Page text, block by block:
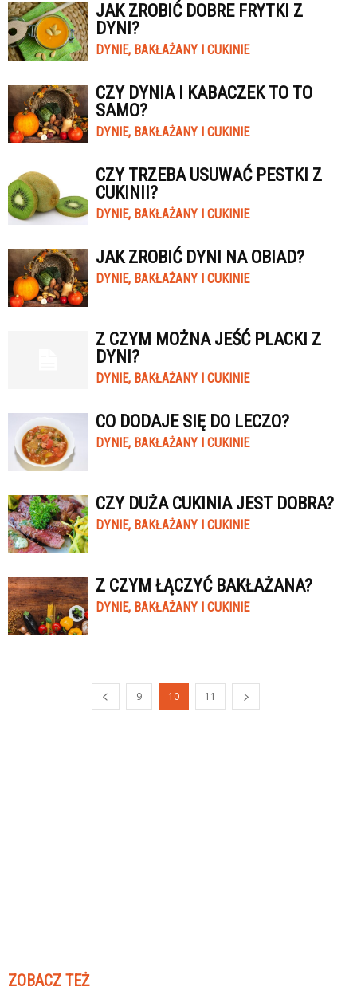
JAK ZROBIĆ DOBRE FRYTKI Z
DYNI?
DYNIE, BAKŁAŻANY I CUKINIE
CZY DYNIA I KABACZEK TO TO
SAMO?
DYNIE, BAKŁAŻANY I CUKINIE
CZY TRZEBA USUWAĆ PESTKI Z
CUKINII?
DYNIE, BAKŁAŻANY I CUKINIE
JAK ZROBIĆ DYNI NA OBIAD?
DYNIE, BAKŁAŻANY I CUKINIE
Z CZYM MOŻNA JEŚĆ PLACKI Z
DYNI?
DYNIE, BAKŁAŻANY I CUKINIE
CO DODAJE SIĘ DO LECZO?
DYNIE, BAKŁAŻANY I CUKINIE
CZY DUŻA CUKINIA JEST DOBRA?
DYNIE, BAKŁAŻANY I CUKINIE
Z CZYM ŁĄCZYĆ BAKŁAŻANA?
DYNIE, BAKŁAŻANY I CUKINIE
9 10 11
ZOBACZ TEŻ